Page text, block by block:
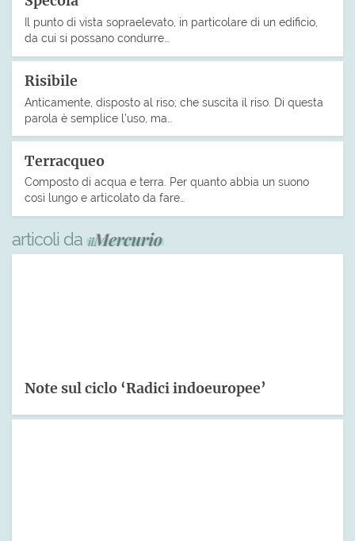
Il punto di vista sopraelevato, in particolare di un edificio,
da cui si possano condurre…
Risibile
Anticamente, disposto al riso; che suscita il riso. Di questa
parola è semplice l’uso, ma…
Terracqueo
Composto di acqua e terra. Per quanto abbia un suono
così lungo e articolato da fare…
articoli da
Note sul ciclo ‘Radici indoeuropee’